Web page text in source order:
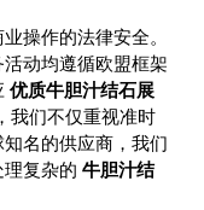
操作的法律安全。
动均遵循欧盟框架
优质牛胆汁结石展
我们不仅重视准时
名的供应商，我们
复杂的 牛胆汁结